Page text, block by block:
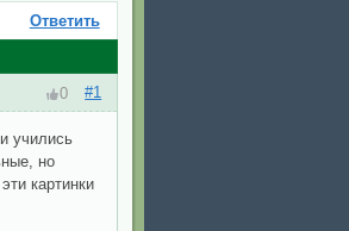
Ответить
#1
0
учились
но
картинки